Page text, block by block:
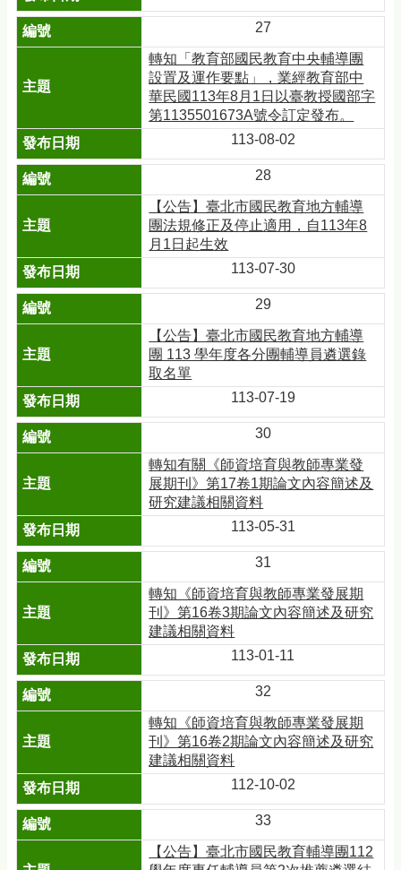
27
轉知「教育部國民教育中央輔導團
設置及運作要點」，業經教育部中
華民國113年8月1日以臺教授國部字
第1135501673A號令訂定發布。
113-08-02
28
【公告】臺北市國民教育地方輔導
團法規修正及停止適用，自113年8
月1日起生效
113-07-30
29
【公告】臺北市國民教育地方輔導
團 113 學年度各分團輔導員遴選錄
取名單
113-07-19
30
轉知有關《師資培育與教師專業發
展期刊》第17卷1期論文內容簡述及
研究建議相關資料
113-05-31
31
轉知《師資培育與教師專業發展期
刊》第16卷3期論文內容簡述及研究
建議相關資料
113-01-11
32
轉知《師資培育與教師專業發展期
刊》第16卷2期論文內容簡述及研究
建議相關資料
112-10-02
33
【公告】臺北市國民教育輔導團112